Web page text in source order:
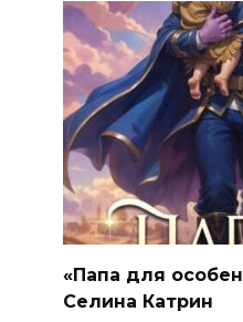
«Папа для
Селина Катрин